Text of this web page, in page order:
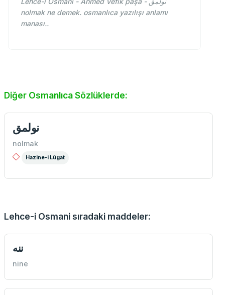
nolmak ne demek. osmanlıca yazılışı anlamı
manası..
Diğer Osmanlıca Sözlüklerde:
نولمق
nolmak
Hazine-i Lûgat
Lehce-i Osmani sıradaki maddeler:
ننه
nine